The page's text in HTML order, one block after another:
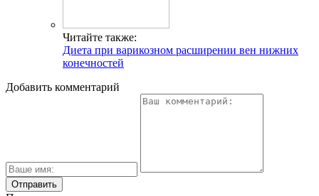
Читайте также:
Диета при варикозном расширении вен нижних
конечностей
Добавить комментарий